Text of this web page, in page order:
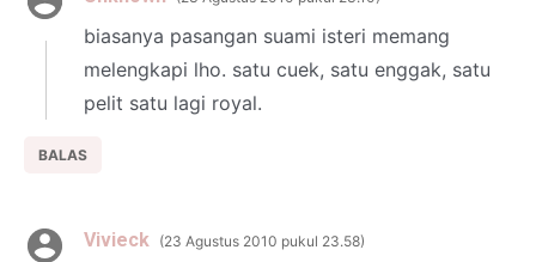
biasanya pasangan suami isteri memang
melengkapi lho. satu cuek, satu enggak, satu
pelit satu lagi royal.
BALAS
Vivieck 23 Agustus 2010 pukul 23.58